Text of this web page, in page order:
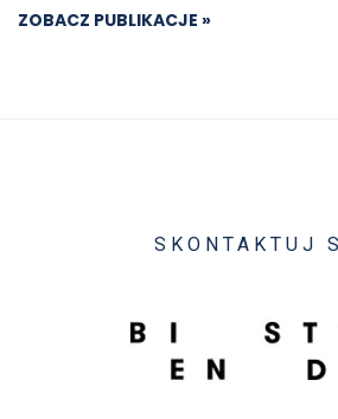
ZOBACZ PUBLIKACJE »
SKONTAKTUJ